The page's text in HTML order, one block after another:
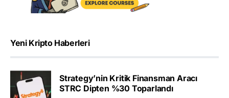
Yeni Kripto Haberleri
Strategy’nin Kritik Finansman Aracı
STRC Dipten %30 Toparlandı